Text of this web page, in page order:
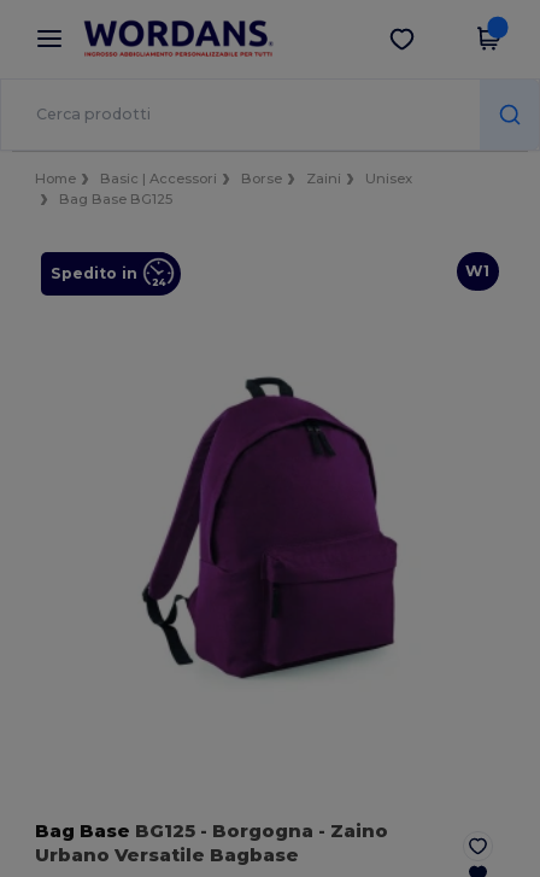
× App Wordans
Prezzi migliori sull'app!
Scarica app
Home Basic | Accessori Borse Zaini
Unisex
Bag Base BG125
W1
Spedito in
Bag Base BG125 - Borgogna - Zaino
Urbano Versatile Bagbase